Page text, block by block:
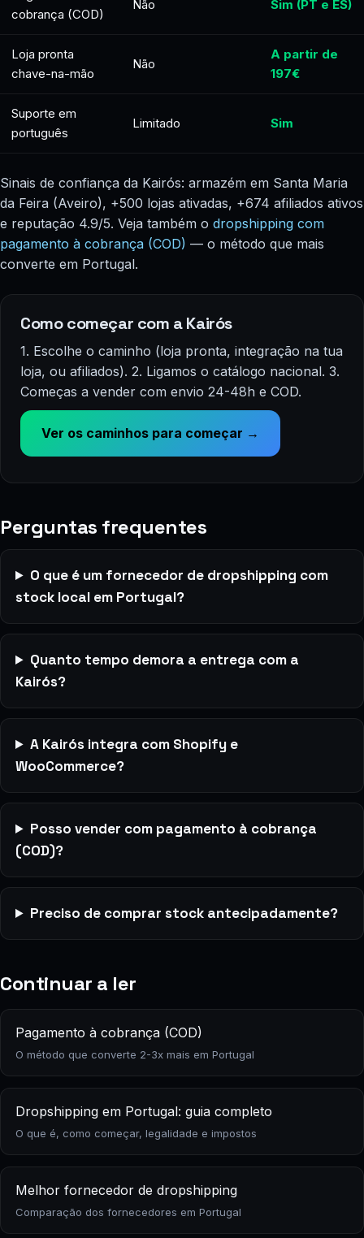
cobrança (COD)
Não Sim (PT e ES)
Loja pronta
chave-na-mão
Não
A partir de
197€
Suporte em
português
Limitado Sim
Sinais de confiança da Kairós: armazém em Santa Maria
da Feira (Aveiro), +500 lojas ativadas, +674 afiliados ativos
e reputação 4.9/5. Veja também o dropshipping com
pagamento à cobrança (COD) — o método que mais
converte em Portugal.
Como começar com a Kairós
1. Escolhe o caminho (loja pronta, integração na tua
loja, ou afiliados). 2. Ligamos o catálogo nacional. 3.
Começas a vender com envio 24-48h e COD.
Ver os caminhos para começar →
Perguntas frequentes
O que é um fornecedor de dropshipping com
stock local em Portugal?
Quanto tempo demora a entrega com a
Kairós?
A Kairós integra com Shopify e
WooCommerce?
Posso vender com pagamento à cobrança
(COD)?
Preciso de comprar stock antecipadamente?
Continuar a ler
Pagamento à cobrança (COD)
O método que converte 2-3x mais em Portugal
Dropshipping em Portugal: guia completo
O que é, como começar, legalidade e impostos
Melhor fornecedor de dropshipping
Comparação dos fornecedores em Portugal